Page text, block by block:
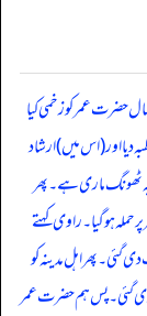
عمر کو زخمی کیا
اور (اس میں) ارشاد
ٹھونگ ماری ہے۔ پھر
ہوگیا۔ راوی کہتے
گئی۔ پھر اہل مدینہ کو
دی گئی۔ پس ہم حضرت عمر